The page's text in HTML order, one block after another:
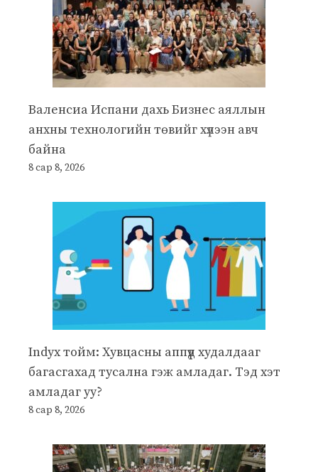
Валенсиа Испани дахь Бизнес аяллын
анхны технологийн төвийг хүлээн авч
байна
8 сар 8, 2026
Indyx тойм: Хувцасны аппүүд худалдааг
багасгахад тусална гэж амладаг. Тэд хэт
амладаг уу?
8 сар 8, 2026